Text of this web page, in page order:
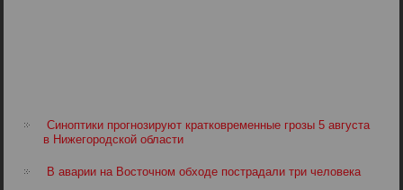
Синоптики прогнозируют кратковременные грозы 5 августа
в Нижегородской области
В аварии на Восточном обходе пострадали три человека